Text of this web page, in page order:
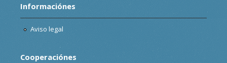
Informaciónes
Aviso legal
Cooperaciónes